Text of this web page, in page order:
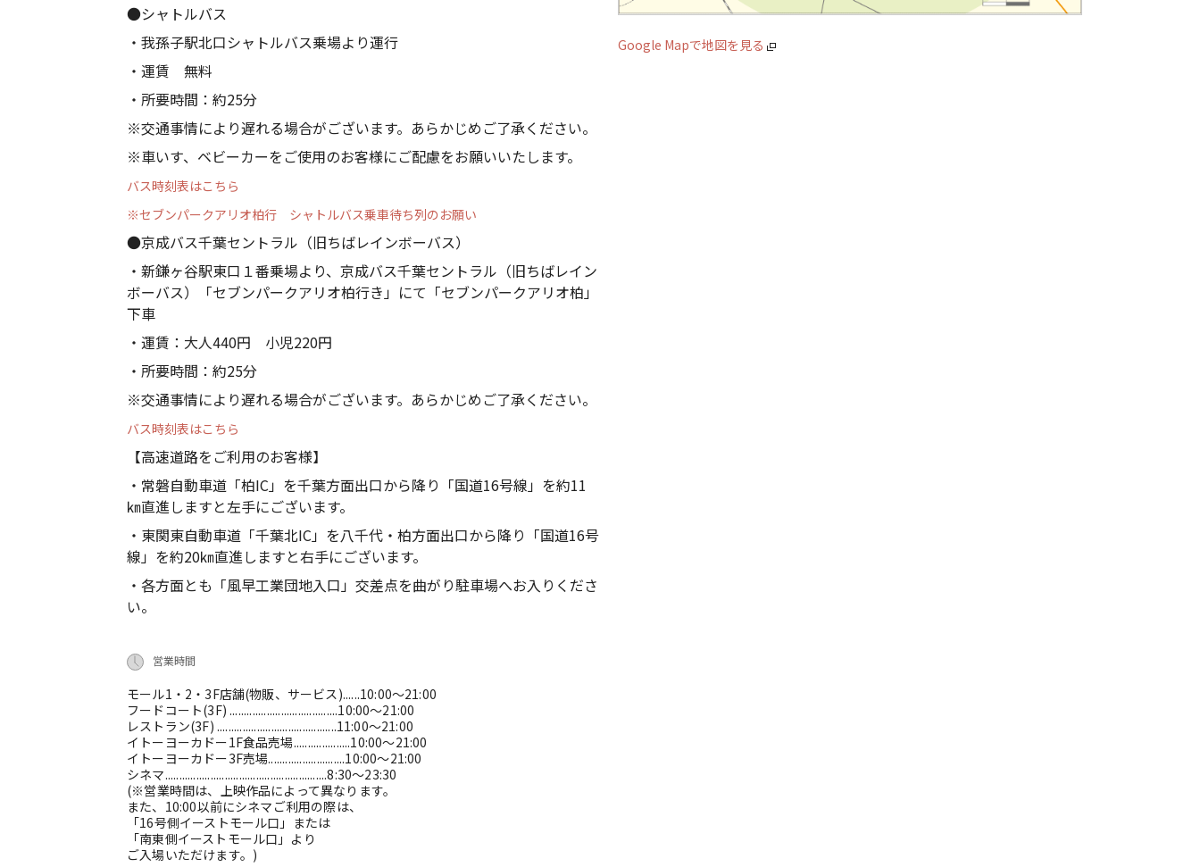
●シャトルバス
・我孫子駅北口シャトルバス乗場より運行
・運賃 無料
・所要時間：約25分
※交通事情により遅れる場合がございます。あらかじめご了承ください。
※車いす、ベビーカーをご使用のお客様にご配慮をお願いいたします。
バス時刻表はこちら
※セブンパークアリオ柏行 シャトルバス乗車待ち列のお願い
●京成バス千葉セントラル（旧ちばレインボーバス）
・新鎌ヶ谷駅東口１番乗場より、京成バス千葉セントラル（旧ちばレイン
ボーバス）「セブンパークアリオ柏行き」にて「セブンパークアリオ柏」
下車
・運賃：大人440円 小児220円
・所要時間：約25分
※交通事情により遅れる場合がございます。あらかじめご了承ください。
バス時刻表はこちら
【高速道路をご利用のお客様】
・常磐自動車道「柏IC」を千葉方面出口から降り「国道16号線」を約11
㎞直進しますと左手にございます。
・東関東自動車道「千葉北IC」を八千代・柏方面出口から降り「国道16号
線」を約20㎞直進しますと右手にございます。
・各方面とも「風早工業団地入口」交差点を曲がり駐車場へお入りくださ
い。
営業時間
モール1・2・3F店舗(物販、サービス)......10:00～21:00
フードコート(3F) ......................................10:00～21:00
レストラン(3F) ..........................................11:00～21:00
イトーヨーカドー1F食品売場....................10:00～21:00
イトーヨーカドー3F売場...........................10:00～21:00
シネマ.........................................................8:30～23:30
(※営業時間は、上映作品によって異なります。
また、10:00以前にシネマご利用の際は、
「16号側イーストモール口」または
「南東側イーストモール口」より
ご入場いただけます。)
Google Mapで地図を見る